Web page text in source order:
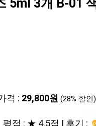
5ml 3개 B-01
격 : 29,800원 (28% 할인)